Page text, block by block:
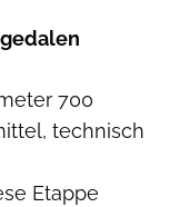
700
technisch
Etappe